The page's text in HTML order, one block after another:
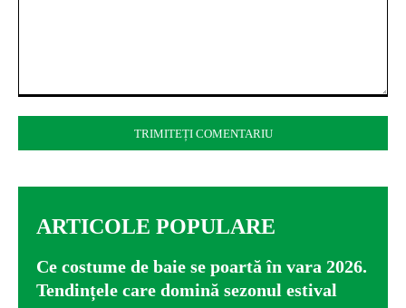
ARTICOLE POPULARE
Ce costume de baie se poartă în vara 2026.
Tendințele care domină sezonul estival